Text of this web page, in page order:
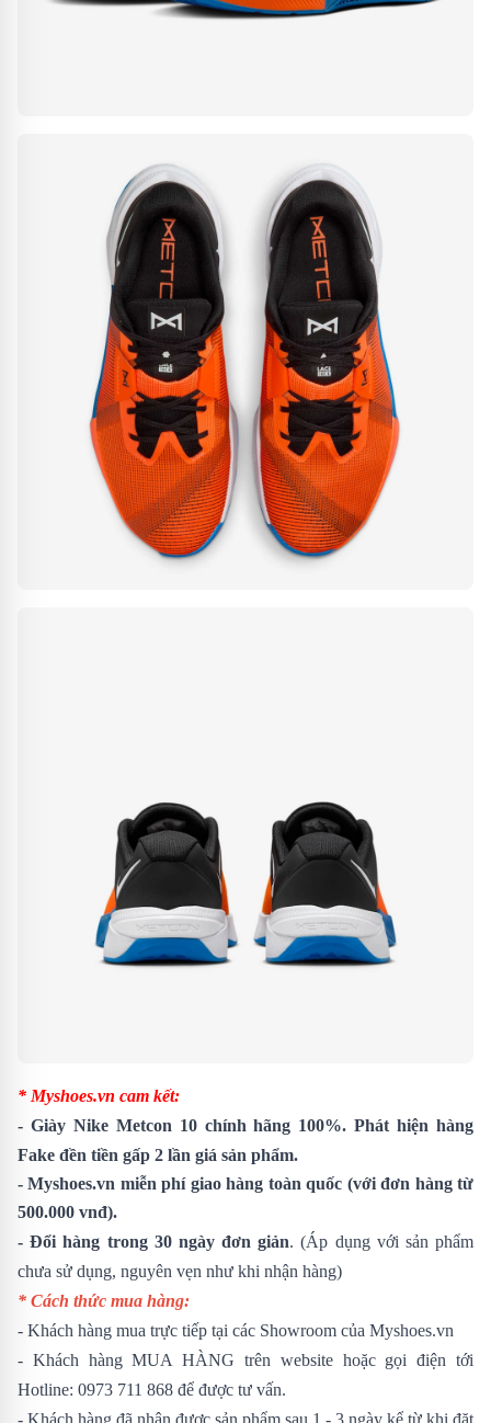
* Myshoes.vn cam kết:
- Giày Nike Metcon 10 chính hãng 100%. Phát hiện hàng
Fake đền tiền gấp 2 lần giá sản phẩm.
- Myshoes.vn miễn phí giao hàng toàn quốc (với đơn hàng từ
500.000 vnđ).
- Đổi hàng trong 30 ngày đơn giản. (Áp dụng với sản phẩm
chưa sử dụng, nguyên vẹn như khi nhận hàng)
* Cách thức mua hàng:
- Khách hàng mua trực tiếp tại các Showroom của Myshoes.vn
- Khách hàng MUA HÀNG trên website hoặc gọi điện tới
Hotline: 0973 711 868 để được tư vấn.
- Khách hàng đã nhận được sản phẩm sau 1 - 3 ngày kể từ khi đặt